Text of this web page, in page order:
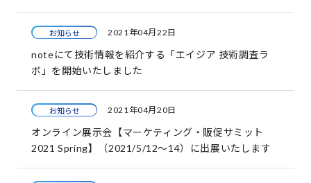
お知らせ 2021年04月22日
noteにて技術情報を紹介する「エイジア 技術調査ラ
ボ」を開始いたしました
お知らせ 2021年04月20日
オンライン展示会【マーケティング・販促サミット
2021 Spring】（2021/5/12～14）に出展いたします